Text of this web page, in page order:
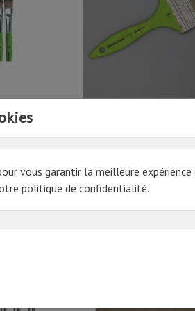
vous garantir la meilleure
politique de confidentialité.
49€ HT
Prix
ont également
PRIX